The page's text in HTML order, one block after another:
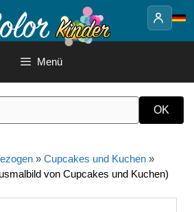
Menü
» Cupcakes und Kuchen »
von Cupcakes und Kuchen)